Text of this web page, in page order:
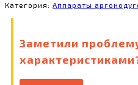
Категория: Аппараты
Заметили